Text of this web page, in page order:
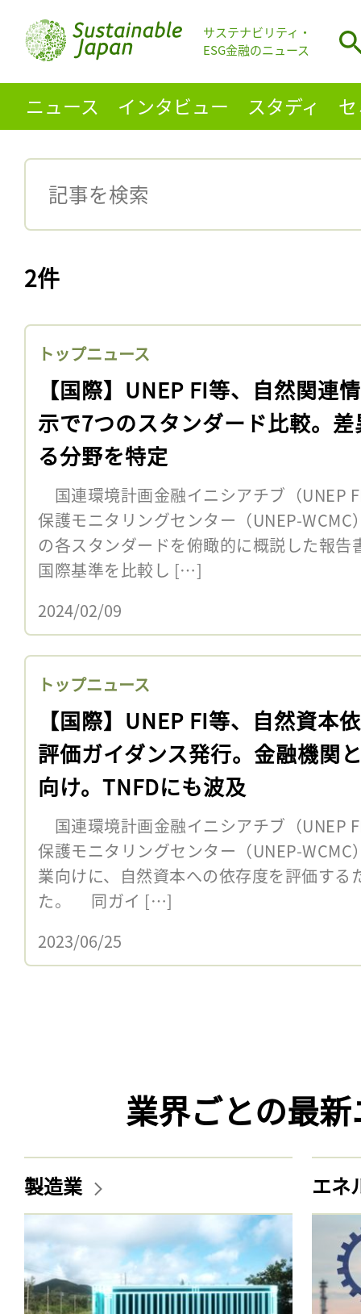
サステナビリティ・
ESG金融のニュース
ニュース インタビュー スタディ
2件
トップニュース
【国際】UNEP FI等、自然関連
示で7つのスタンダード比較。差
る分野を特定
国連環境計画金融イニシアチブ（UNEP
保護モニタリングセンター（UNEP-
の各スタンダードを俯瞰的に概説した報
国際基準を比較し […]
2024/02/09
トップニュース
【国際】UNEP FI等、自然資本
評価ガイダンス発行。金融機関
向け。TNFDにも波及
国連環境計画金融イニシアチブ（UNEP
保護モニタリングセンター（UNEP-
業向けに、自然資本への依存度を評価する
た。 同ガイ […]
2023/06/25
業界ごとの最
製造業 エネ